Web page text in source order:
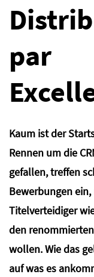
par
Kaum ist der
Rennen um die
gefallen, treffen
Bewerbungen
Titelverteidiger
den
wollen. Wie das
auf was es